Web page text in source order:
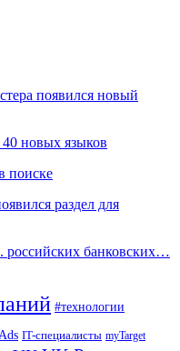
появился новый
новых языков
поиске
раздел для
российских банковских…
#технологии
IT-специалисты myTarget